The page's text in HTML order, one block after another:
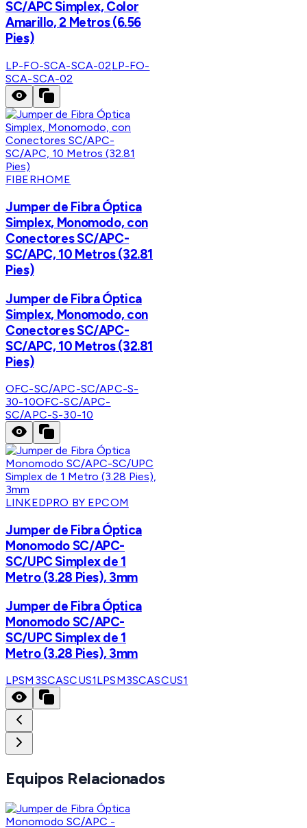
SC/APC Simplex, Color
Amarillo, 2 Metros (6.56
Pies)
LP-FO-SCA-SCA-02LP-FO-
SCA-SCA-02
FIBERHOME
Jumper de Fibra Óptica
Simplex, Monomodo, con
Conectores SC/APC-
SC/APC, 10 Metros (32.81
Pies)
Jumper de Fibra Óptica
Simplex, Monomodo, con
Conectores SC/APC-
SC/APC, 10 Metros (32.81
Pies)
OFC-SC/APC-SC/APC-S-
30-10OFC-SC/APC-
SC/APC-S-30-10
LINKEDPRO BY EPCOM
Jumper de Fibra Óptica
Monomodo SC/APC-
SC/UPC Simplex de 1
Metro (3.28 Pies), 3mm
Jumper de Fibra Óptica
Monomodo SC/APC-
SC/UPC Simplex de 1
Metro (3.28 Pies), 3mm
LPSM3SCASCUS1LPSM3SCASCUS1
Equipos Relacionados